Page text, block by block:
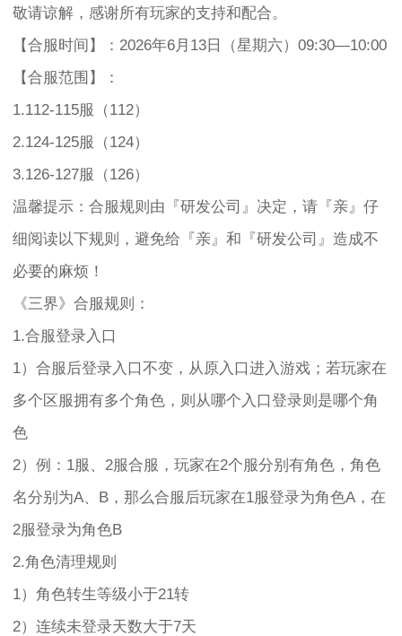
敬请谅解，感谢所有玩家的支持和配合。
【合服时间】：2026年6月13日（星期六）09:30—10:00
【合服范围】：
1.112-115服（112）
2.124-125服（124）
3.126-127服（126）
温馨提示：合服规则由『研发公司』决定，请『亲』仔
细阅读以下规则，避免给『亲』和『研发公司』造成不
必要的麻烦！
《三界》合服规则：
1.合服登录入口
1）合服后登录入口不变，从原入口进入游戏；若玩家在
多个区服拥有多个角色，则从哪个入口登录则是哪个角
色
2）例：1服、2服合服，玩家在2个服分别有角色，角色
名分别为A、B，那么合服后玩家在1服登录为角色A，在
2服登录为角色B
2.角色清理规则
1）角色转生等级小于21转
2）连续未登录天数大于7天